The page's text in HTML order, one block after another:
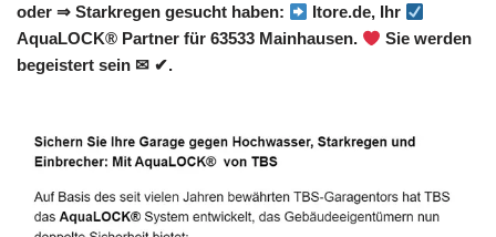
oder ⇒ Starkregen gesucht haben:
Itore.de, Ihr
AquaLOCK® Partner für 63533 Mainhausen.
Sie werden
begeistert sein ✉ ✔.